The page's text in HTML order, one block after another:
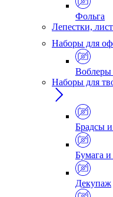
Фольга
Лепестки,
Наборы для
Воблеры
Наборы для
Брадсы
Бумага и
Декупаж